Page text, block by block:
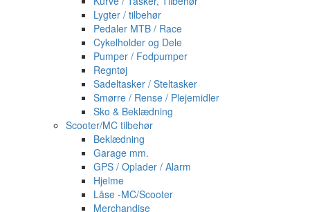
Lygter / tilbehør
Pedaler MTB / Race
Cykelholder og Dele
Pumper / Fodpumper
Regntøj
Sadeltasker / Steltasker
Smørre / Rense / Plejemidler
Sko & Beklædning
Scooter/MC tilbehør
Beklædning
Garage mm.
GPS / Oplader / Alarm
Hjelme
Låse -MC/Scooter
Merchandise